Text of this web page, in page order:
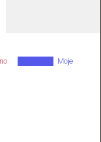
Moje